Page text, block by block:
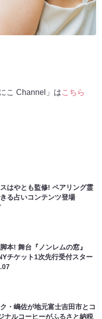
こ Channel」はこちら
はやとも監修! ペアリング霊
る占いコンテンツ登場
本! 舞台『ノンレムの窓』
チケット1次先行受付スター
・嶋佐が地元富士吉田市とコ
ナルコーヒーがふるさと納税